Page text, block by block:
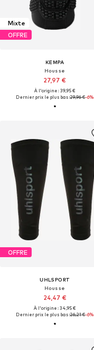
Mixte
OFFRE
KEMPA
Housse
27,97 €
À l'origine : 39,95 €
Dernier prix le plus bas :29,96 €-6%
OFFRE
UHLSPORT
Housse
24,47 €
À l'origine : 34,95 €
Dernier prix le plus bas :26,21 €-6%